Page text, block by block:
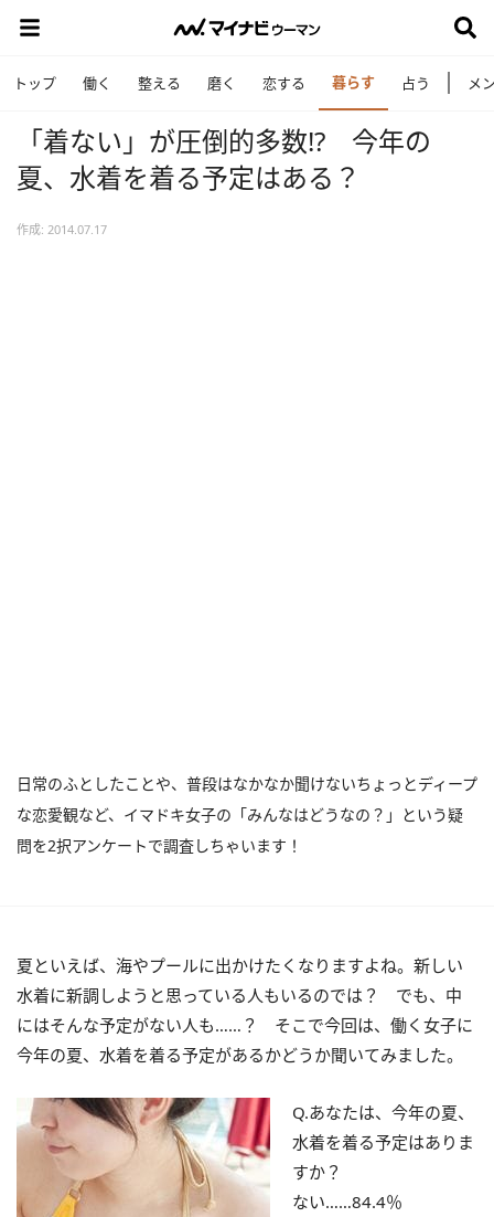
トップ 働く 整える 磨く 恋する 暮らす 占う メ
「着ない」が圧倒的多数!? 今年の
夏、水着を着る予定はある？
作成: 2014.07.17
日常のふとしたことや、普段はなかなか聞けないちょっとディープ
な恋愛観など、イマドキ女子の「みんなはどうなの？」という疑
問を2択アンケートで調査しちゃいます！
夏といえば、海やプールに出かけたくなりますよね。新しい
水着に新調しようと思っている人もいるのでは？ でも、中
にはそんな予定がない人も……？ そこで今回は、働く女子に
今年の夏、水着を着る予定があるかどうか聞いてみました。
Q.あなたは、今年の夏、
水着を着る予定はありま
すか？
ない……84.4％